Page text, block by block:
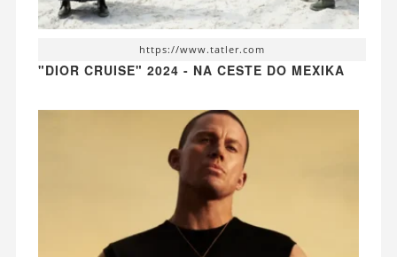
https://www.tatler.com
"DIOR CRUISE" 2024 - NA CESTE DO MEXIKA